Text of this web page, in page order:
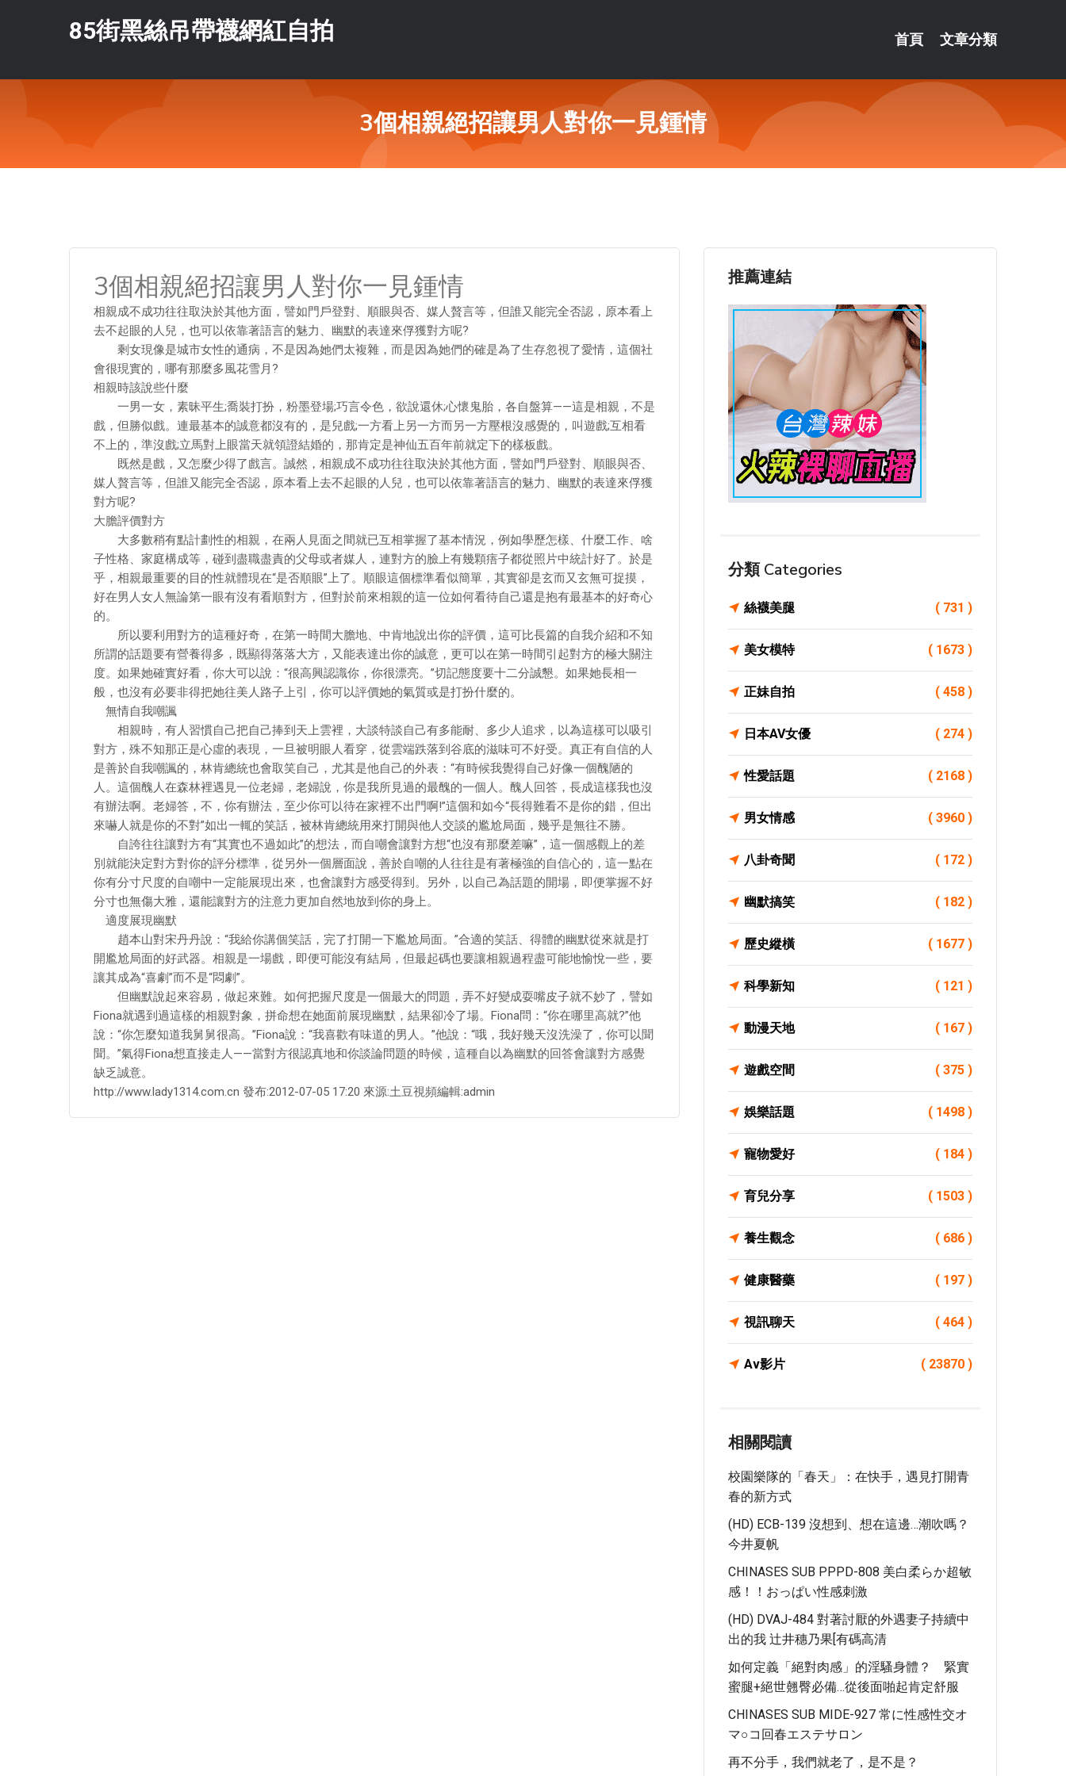
85街黑絲吊帶襪網紅自拍 首頁 文章分類
3個相親絕招讓男人對你一見鍾情
3個相親絕招讓男人對你一見鍾情
相親成不成功往往取決於其他方面，譬如門戶登對、順眼與否、媒人贅言等，但誰又能完全否認，原本看上
去不起眼的人兒，也可以依靠著語言的魅力、幽默的表達來俘獲對方呢?
剩女現像是城市女性的通病，不是因為她們太複雜，而是因為她們的確是為了生存忽視了愛情，這個社
會很現實的，哪有那麼多風花雪月?
相親時該說些什麼
一男一女，素昧平生;喬裝打扮，粉墨登場;巧言令色，欲說還休;心懷鬼胎，各自盤算——這是相親，不是
戲，但勝似戲。連最基本的誠意都沒有的，是兒戲;一方看上另一方而另一方壓根沒感覺的，叫遊戲;互相看
不上的，準沒戲;立馬對上眼當天就領證結婚的，那肯定是神仙五百年前就定下的樣板戲。
既然是戲，又怎麼少得了戲言。誠然，相親成不成功往往取決於其他方面，譬如門戶登對、順眼與否、
媒人贅言等，但誰又能完全否認，原本看上去不起眼的人兒，也可以依靠著語言的魅力、幽默的表達來俘獲
對方呢?
大膽評價對方
大多數稍有點計劃性的相親，在兩人見面之間就已互相掌握了基本情況，例如學歷怎樣、什麼工作、啥
子性格、家庭構成等，碰到盡職盡責的父母或者媒人，連對方的臉上有幾顆痦子都從照片中統計好了。於是
乎，相親最重要的目的性就體現在“是否順眼”上了。順眼這個標準看似簡單，其實卻是玄而又玄無可捉摸，
好在男人女人無論第一眼有沒有看順對方，但對於前來相親的這一位如何看待自己還是抱有最基本的好奇心
的。
所以要利用對方的這種好奇，在第一時間大膽地、中肯地說出你的評價，這可比長篇的自我介紹和不知
所謂的話題要有營養得多，既顯得落落大方，又能表達出你的誠意，更可以在第一時間引起對方的極大關注
度。如果她確實好看，你大可以說：“很高興認識你，你很漂亮。”切記態度要十二分誠懇。如果她長相一
般，也沒有必要非得把她往美人路子上引，你可以評價她的氣質或是打扮什麼的。
無情自我嘲諷
相親時，有人習慣自己把自己捧到天上雲裡，大談特談自己有多能耐、多少人追求，以為這樣可以吸引
對方，殊不知那正是心虛的表現，一旦被明眼人看穿，從雲端跌落到谷底的滋味可不好受。真正有自信的人
是善於自我嘲諷的，林肯總統也會取笑自己，尤其是他自己的外表：“有時候我覺得自己好像一個醜陋的
人。這個醜人在森林裡遇見一位老婦，老婦說，你是我所見過的最醜的一個人。醜人回答，長成這樣我也沒
有辦法啊。老婦答，不，你有辦法，至少你可以待在家裡不出門啊!”這個和如今“長得難看不是你的錯，但出
來嚇人就是你的不對”如出一輒的笑話，被林肯總統用來打開與他人交談的尷尬局面，幾乎是無往不勝。
自誇往往讓對方有“其實也不過如此”的想法，而自嘲會讓對方想“也沒有那麼差嘛”，這一個感觀上的差
別就能決定對方對你的評分標準，從另外一個層面說，善於自嘲的人往往是有著極強的自信心的，這一點在
你有分寸尺度的自嘲中一定能展現出來，也會讓對方感受得到。另外，以自己為話題的開場，即便掌握不好
分寸也無傷大雅，還能讓對方的注意力更加自然地放到你的身上。
適度展現幽默
趙本山對宋丹丹說：“我給你講個笑話，完了打開一下尷尬局面。”合適的笑話、得體的幽默從來就是打
開尷尬局面的好武器。相親是一場戲，即便可能沒有結局，但最起碼也要讓相親過程盡可能地愉悅一些，要
讓其成為“喜劇”而不是“悶劇”。
但幽默說起來容易，做起來難。如何把握尺度是一個最大的問題，弄不好變成耍嘴皮子就不妙了，譬如
Fiona就遇到過這樣的相親對象，拼命想在她面前展現幽默，結果卻冷了場。Fiona問：“你在哪里高就?”他
說：“你怎麼知道我舅舅很高。”Fiona說：“我喜歡有味道的男人。”他說：“哦，我好幾天沒洗澡了，你可以聞
聞。”氣得Fiona想直接走人——當對方很認真地和你談論問題的時候，這種自以為幽默的回答會讓對方感覺
缺乏誠意。
http://www.lady1314.com.cn 發布:2012-07-05 17:20 來源:土豆視頻編輯:admin
推薦連結
分類 Categories
絲襪美腿 ( 731 )
美女模特 ( 1673 )
正妹自拍 ( 458 )
日本AV女優 ( 274 )
性愛話題 ( 2168 )
男女情感 ( 3960 )
八卦奇聞 ( 172 )
幽默搞笑 ( 182 )
歷史縱橫 ( 1677 )
科學新知 ( 121 )
動漫天地 ( 167 )
遊戲空間 ( 375 )
娛樂話題 ( 1498 )
寵物愛好 ( 184 )
育兒分享 ( 1503 )
養生觀念 ( 686 )
健康醫藥 ( 197 )
視訊聊天 ( 464 )
Av影片 ( 23870 )
相關閱讀
校園樂隊的「春天」：在快手，遇見打開青
春的新方式
(HD) ECB-139 沒想到、想在這邊…潮吹嗎？
今井夏帆
CHINASES SUB PPPD-808 美白柔らか超敏
感！！おっぱい性感刺激
(HD) DVAJ-484 對著討厭的外遇妻子持續中
出的我 辻井穗乃果[有碼高清
如何定義「絕對肉感」的淫騷身體？ 緊實
蜜腿+絕世翹臀必備…從後面啪起肯定舒服
CHINASES SUB MIDE-927 常に性感性交オ
マ○コ回春エステサロン
再不分手，我們就老了，是不是？